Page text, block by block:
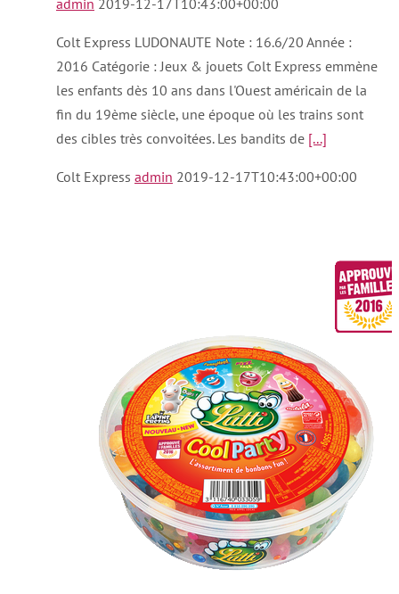
admin 2019-12-17T10:43:00+00:00
Colt Express LUDONAUTE Note : 16.6/20 Année :
2016 Catégorie : Jeux & jouets Colt Express emmène
les enfants dès 10 ans dans l'Ouest américain de la
fin du 19ème siècle, une époque où les trains sont
des cibles très convoitées. Les bandits de [...]
Colt Express admin 2019-12-17T10:43:00+00:00